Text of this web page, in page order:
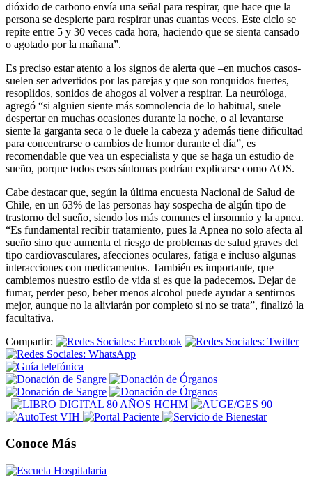
dióxido de carbono envía una señal para respirar, que hace que la
persona se despierte para respirar unas cuantas veces. Este ciclo se
repite entre 5 y 30 veces cada hora, haciendo que se sienta cansado
o agotado por la mañana”.
Es preciso estar atento a los signos de alerta que –en muchos casos-
suelen ser advertidos por las parejas y que son ronquidos fuertes,
resoplidos, sonidos de ahogos al volver a respirar. La neuróloga,
agregó “si alguien siente más somnolencia de lo habitual, suele
despertar en muchas ocasiones durante la noche, o al levantarse
siente la garganta seca o le duele la cabeza y además tiene dificultad
para concentrarse o cambios de humor durante el día”, es
recomendable que vea un especialista y que se haga un estudio de
sueño, porque todos esos síntomas podrían explicarse como AOS.
Cabe destacar que, según la última encuesta Nacional de Salud de
Chile, en un 63% de las personas hay sospecha de algún tipo de
trastorno del sueño, siendo los más comunes el insomnio y la apnea.
“Es fundamental recibir tratamiento, pues la Apnea no solo afecta al
sueño sino que aumenta el riesgo de problemas de salud graves del
tipo cardiovasculares, afecciones oculares, fatiga e incluso algunas
interacciones con medicamentos. También es importante, que
cambiemos nuestro estilo de vida si es que la padecemos. Dejar de
fumar, perder peso, beber menos alcohol puede ayudar a sentirnos
mejor, aunque no la aliviarán por completo si no se trata”, finalizó la
facultativa.
Compartir:
Conoce Más